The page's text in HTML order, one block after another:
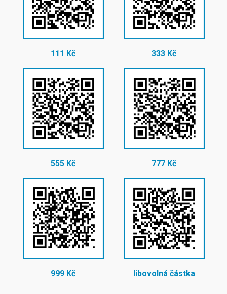
111 Kč 333 Kč
555 Kč 777 Kč
999 Kč libovolná částka